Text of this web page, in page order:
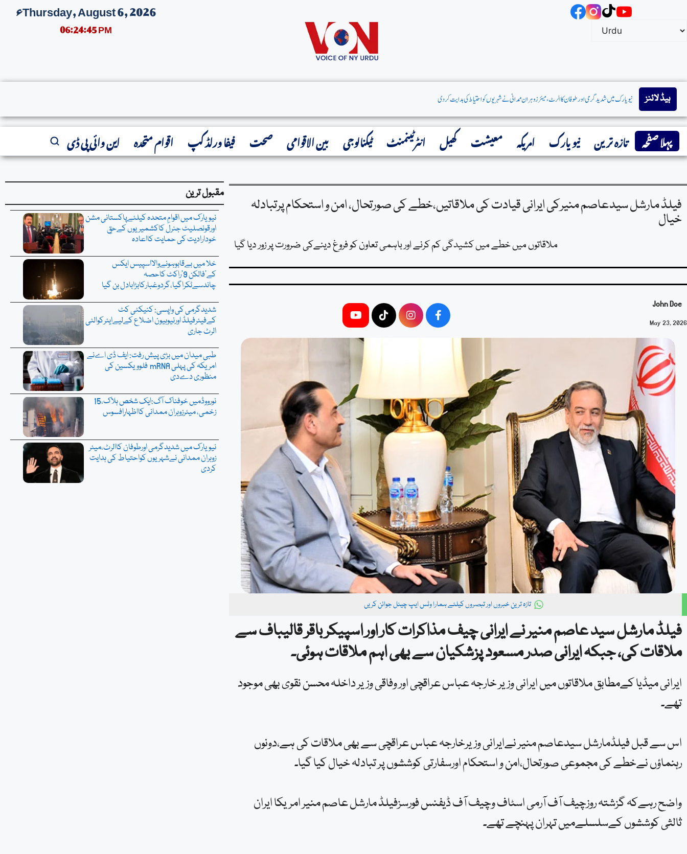
Thursday, August 6, 2026ء
06:24:46 PM
ہیڈ لائنز نورووڈمیں خوفناک آگ:ایک شخص ہلاک،15 زخمی، میئرزوہران ممدانی کااظہارِافسوس
پہلا صفحہ تازہ ترین نیو یارک امریکہ معیشت کھیل انٹرٹینمنٹ ٹیکنالوجی بین الاقوامی صحت فیفا ورلڈ کپ اقوام متحدہ این وائی پی ڈی
مقبول ترین
نیویارک میں اقوامِ متحدہ کیلئےپاکستانی مشن
اورقونصلیٹ جنرل کاکشمیریوں کےحقِ
خودارادیت کی حمایت کااعادہ
خلا میں بےقابوہونےوالااسپیس ایکس
کے’فالکن 9’راکٹ کاحصہ
چاندسےٹکراگیا،گردوغبارکابڑابادل بن گیا
شدیدگرمی کی واپسی: کنیکٹی کٹ
کےفیئرفیلڈ اورنیوہیون اضلاع کےلیےایئرکوالٹی
الرٹ جاری
طبی میدان میں بڑی پیش رفت: ایف ڈی اےنے
امریکہ کی پہلی mRNA فلوویکسین کی
منظوری دےدی
نورووڈمیں خوفناک آگ:ایک شخص ہلاک،15
زخمی، میئرزوہران ممدانی کااظہارِافسوس
نیویارک میں شدیدگرمی اورطوفان کاالرٹ،میئر
زوہران ممدانی نےشہریوں کواحتیاط کی ہدایت
کردی
فیلڈ مارشل سیدعاصم منیرکی ایرانی قیادت کی ملاقاتیں،خطے کی صورتحال، امن و استحکام پرتبادلہ
خیال
ملاقاتوں میں خطے میں کشیدگی کم کرنے اور باہمی تعاون کو فروغ دینےکی ضرورت پر زور دیا گیا
John Doe
May 23, 2026
تازہ ترین خبروں اور تبصروں کیلئے ہمارا وٹس ایپ چینل جوائن کریں
فیلڈ مارشل سید عاصم منیر نے ایرانی چیف مذاکرات کار اور اسپیکر باقر قالیباف سے
ملاقات کی، جبکہ ایرانی صدر مسعود پزشکیان سے بھی اہم ملاقات ہوئی۔
ایرانی میڈیا کےمطابق ملاقاتوں میں ایرانی وزیر خارجہ عباس عراقچی اور وفاقی وزیر داخلہ محسن نقوی بھی موجود
تھے۔
اس سے قبل فیلڈمارشل سیدعاصم منیر نےایرانی وزیرخارجہ عباس عراقچی سے بھی ملاقات کی ہے،دونوں
رہنماؤں نےخطے کی مجموعی صورتحال،امن و استحکام اورسفارتی کوششوں پر تبادلہ خیال کیا گیا۔
واضح رہےکہ گزشتہ روزچیف آف آرمی اسٹاف وچیف آف ڈیفنس فورسزفیلڈ مارشل عاصم منیر امریکا ایران
ثالثی کوششوں کےسلسلےمیں تہران پہنچے تھے۔